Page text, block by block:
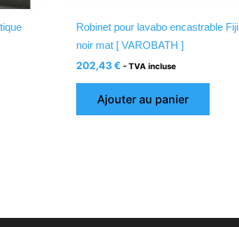
Robinet pour lavabo encastrable Fiji
noir mat [ VAROBATH ]
202,43€ - TVA incluse
Ajouter au panier